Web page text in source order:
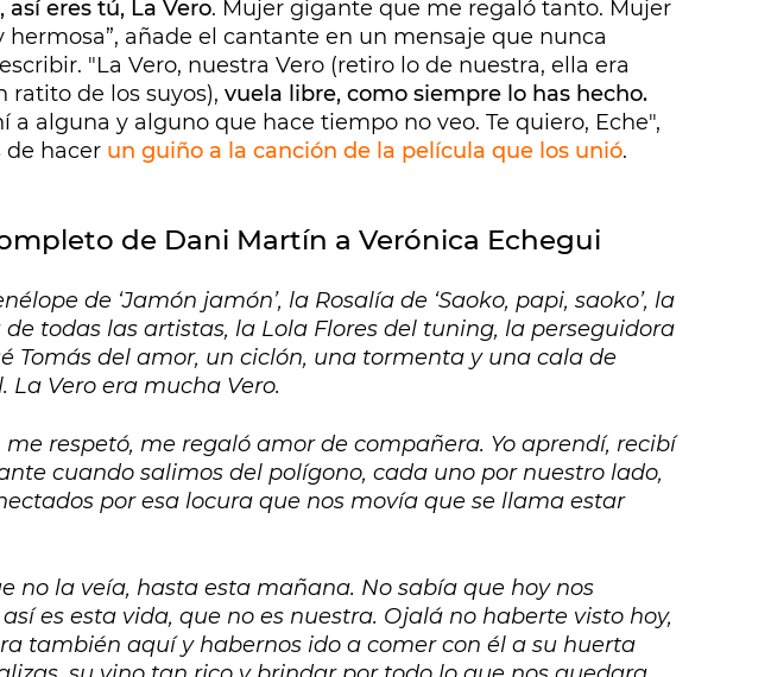
así eres tú, La Vero. Mujer gigante que me regaló tanto. Mujer
hermosa”, añade el cantante en un mensaje que nunca
"La Vero, nuestra Vero (retiro lo de nuestra, ella era
ratito de los suyos), vuela libre, como siempre lo has hecho.
a alguna y alguno que hace tiempo no veo. Te quiero, Eche",
de hacer un guiño a la canción de la película que los unió.
de Dani Martín a Verónica Echegui
de ‘Jamón jamón’, la Rosalía de ‘Saoko, papi, saoko’, la
todas las artistas, la Lola Flores del tuning, la perseguidora
Tomás del amor, un ciclón, una tormenta y una cala de
La Vero era mucha Vero.
me respetó, me regaló amor de compañera. Yo aprendí, recibí
cuando salimos del polígono, cada uno por nuestro lado,
por esa locura que nos movía que se llama estar
no la veía, hasta esta mañana. No sabía que hoy nos
es esta vida, que no es nuestra. Ojalá no haberte visto hoy,
también aquí y habernos ido a comer con él a su huerta